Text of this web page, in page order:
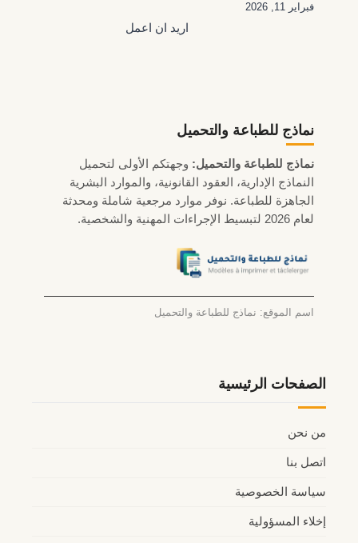
فبراير 11, 2026
اريد ان اعمل
نماذج للطباعة والتحميل
نماذج للطباعة والتحميل: وجهتكم الأولى لتحميل
النماذج الإدارية، العقود القانونية، والموارد البشرية
الجاهزة للطباعة. نوفر موارد مرجعية شاملة ومحدثة
لعام 2026 لتبسيط الإجراءات المهنية والشخصية.
اسم الموقع: نماذج للطباعة والتحميل
الصفحات الرئيسية
من نحن
اتصل بنا
سياسة الخصوصية
إخلاء المسؤولية